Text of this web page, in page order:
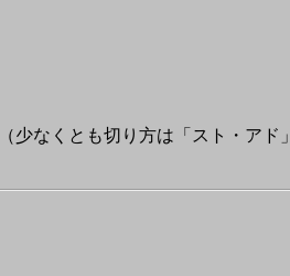
少なくとも切り方は「スト・アド」